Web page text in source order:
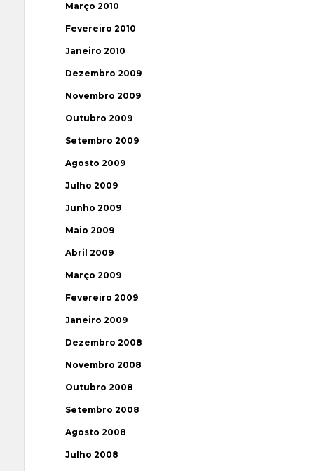
Março 2010
Fevereiro 2010
Janeiro 2010
Dezembro 2009
Novembro 2009
Outubro 2009
Setembro 2009
Agosto 2009
Julho 2009
Junho 2009
Maio 2009
Abril 2009
Março 2009
Fevereiro 2009
Janeiro 2009
Dezembro 2008
Novembro 2008
Outubro 2008
Setembro 2008
Agosto 2008
Julho 2008